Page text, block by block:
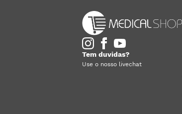
Tem duvidas?
Use o nosso livechat